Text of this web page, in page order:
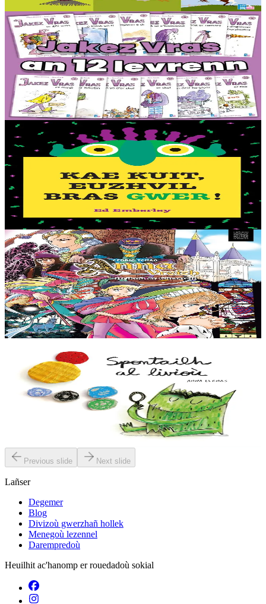
16,00 €
6 vloaz hag ouzhpenn
TES
Jakez Vras - Dastumad hollek (12 levr)
Ur rummad 12 istor bihan aes da lenn an-unan. Buhez pemdeziek
Jakez Vras, ur ramz tost d’ar vugale, kontet gant frazennoù berr ha
gant ur c’heriaoueg diazez....
Er stok44,00 €
2 vloaz hag ouzhpenn
TES
Kae kuit, Euzhvil bras gwer !
Petra en deus ur fri gwer-glazik, dent lemm gwenn, ha daoulagad
bras melen ? Euzhvil Bras Gwer an hini eo ! Arabat bezañ spontet
avat. Tro pajennoù didroc’het...
12,50 €
11 vloaz hag ouzhpenn
TES
Anna Vreizh - Itrikoù er C'hastell
Ur veaj-skol torr-penn adarre, a soñj Gael… Kastell an duged en
Naoned ? Torr-penn ne vo ket avat ! Kaset e vo ar paotr yaouank
dre an amzer gozh gant un teuz...
Er stok12,95 €
Spontailh al livioù
Spontailh al livioù ne oar ket petra a c’hoari gantañ. Graet en deus
meskaj gant e fromadennoù ha bremañ e rank dibunañ ar gudenn a
Previous slide Next slide
Lañser
Degemer
Blog
Divizoù gwerzhañ hollek
Menegoù lezennel
Darempredoù
Heuilhit ac'hanomp er rouedadoù sokial